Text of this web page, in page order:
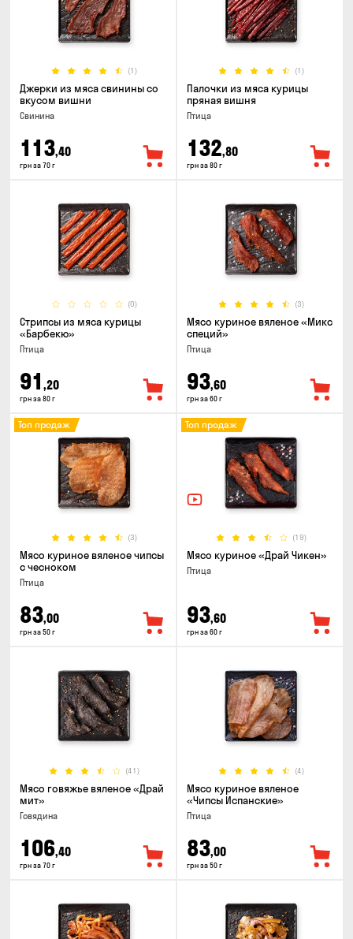
(1)
Джерки из мяса свинины со
вкусом вишни
Свинина
113,40
грн за 70 г
(1)
Палочки из мяса курицы
пряная вишня
Птица
132,80
грн за 80 г
(0)
Стрипсы из мяса курицы
«Барбекю»
Птица
91 ,20
грн за 80 г
(3)
Мясо куриное вяленое «Микс
специй»
Птица
93,60
грн за 60 г
(3)
Топ продаж
Мясо куриное вяленое чипсы
с чесноком
Птица
83,00
грн за 50 г
(19)
Топ продаж
Мясо куриное «Драй Чикен»
Птица
93,60
грн за 60 г
(41)
Мясо говяжье вяленое «Драй
мит»
Говядина
106,40
грн за 70 г
(4)
Мясо куриное вяленое
«Чипсы Испанские»
Птица
83,00
грн за 50 г